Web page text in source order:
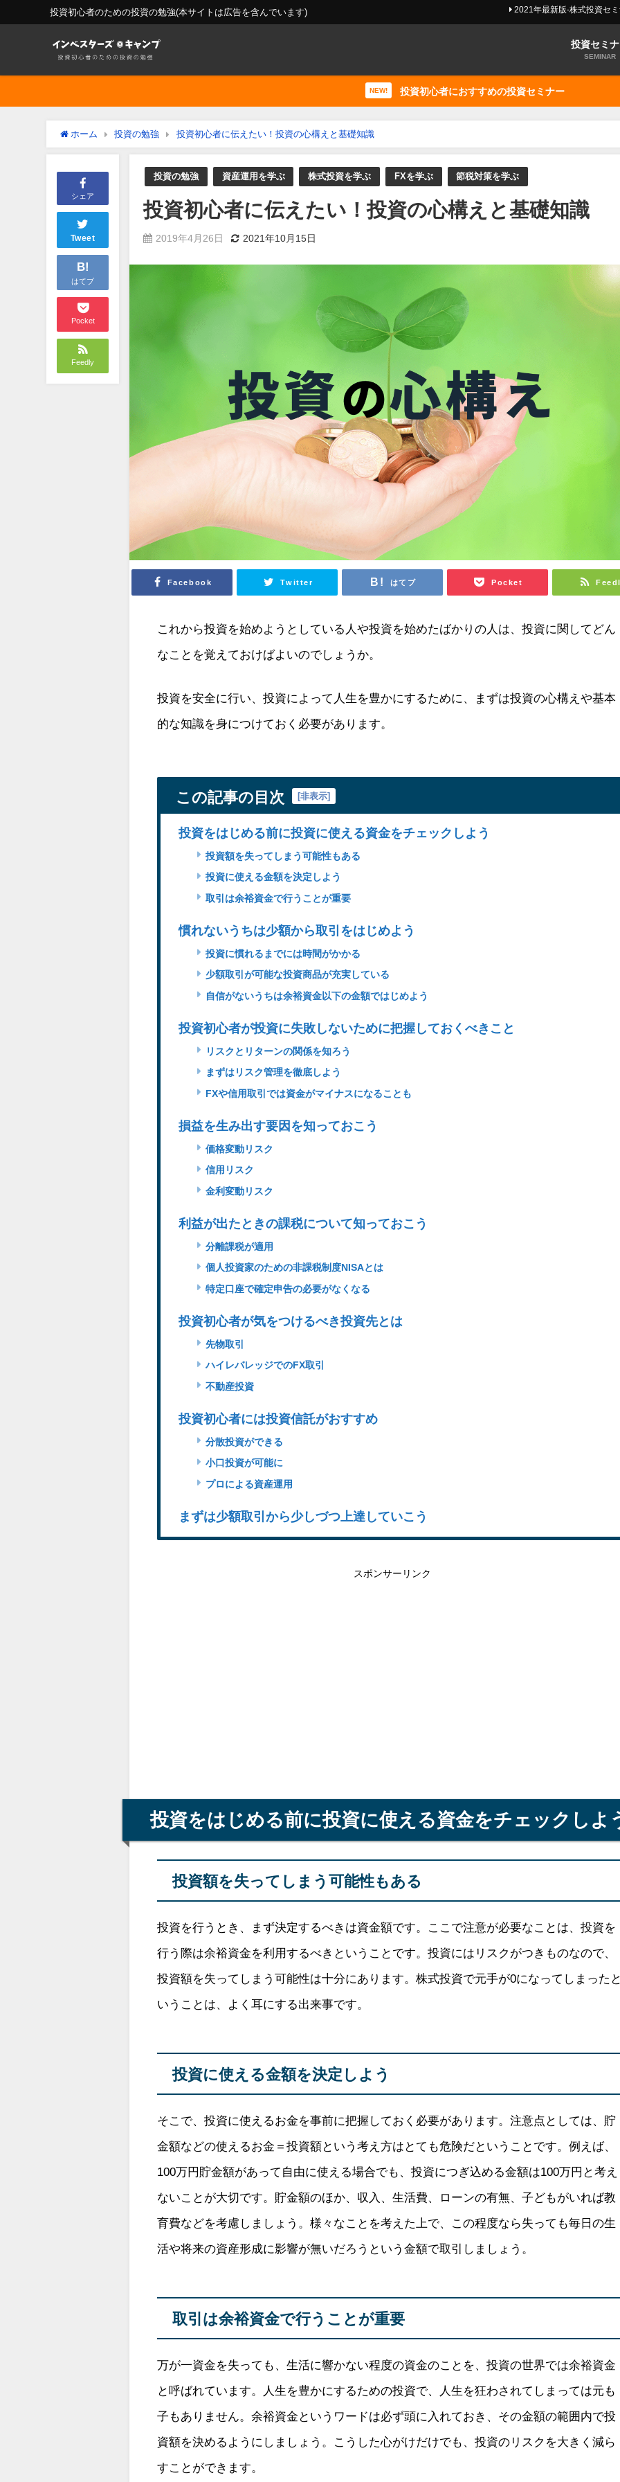
投資初心者のための投資の勉強(本サイトは広告を含んでいます) 2021年最新版-株式投資セ
投資セミ
SEMINAR
NEW! 投資初心者におすすめの投資セミナー
ホーム 投資の勉強 投資初心者に伝えたい！投資の心構えと基礎知識
シェア
Tweet
B!
はてブ
Pocket
Feedly
投資の勉強 資産運用を学ぶ 株式投資を学ぶ FXを学ぶ 節税対策を学ぶ
投資初心者に伝えたい！投資の心構えと基礎知識
2019年4月26日 2021年10月15日
Facebook Twitter はてブ Pocket
これから投資を始めようとしている人や投資を始めたばかりの人は、投資に関してどん
なことを覚えておけばよいのでしょうか。
投資を安全に行い、投資によって人生を豊かにするために、まずは投資の心構えや基本
的な知識を身につけておく必要があります。
この記事の目次 [非表示]
投資をはじめる前に投資に使える資金をチェックしよう
投資額を失ってしまう可能性もある
投資に使える金額を決定しよう
取引は余裕資金で行うことが重要
慣れないうちは少額から取引をはじめよう
投資に慣れるまでには時間がかかる
少額取引が可能な投資商品が充実している
自信がないうちは余裕資金以下の金額ではじめよう
投資初心者が投資に失敗しないために把握しておくべきこと
リスクとリターンの関係を知ろう
まずはリスク管理を徹底しよう
FXや信用取引では資金がマイナスになることも
損益を生み出す要因を知っておこう
価格変動リスク
信用リスク
金利変動リスク
利益が出たときの課税について知っておこう
分離課税が適用
個人投資家のための非課税制度NISAとは
特定口座で確定申告の必要がなくなる
投資初心者が気をつけるべき投資先とは
先物取引
ハイレバレッジでのFX取引
不動産投資
投資初心者には投資信託がおすすめ
分散投資ができる
小口投資が可能に
プロによる資産運用
まずは少額取引から少しづつ上達していこう
スポンサーリンク
投資をはじめる前に投資に使える資金をチェックしよ
投資額を失ってしまう可能性もある
投資を行うとき、まず決定するべきは資金額です。ここで注意が必要なことは、投資を
行う際は余裕資金を利用するべきということです。投資にはリスクがつきものなので、
投資額を失ってしまう可能性は十分にあります。株式投資で元手が0になってしまった
いうことは、よく耳にする出来事です。
投資に使える金額を決定しよう
そこで、投資に使えるお金を事前に把握しておく必要があります。注意点としては、貯
金額などの使えるお金＝投資額という考え方はとても危険だということです。例えば、
100万円貯金額があって自由に使える場合でも、投資につぎ込める金額は100万円と考え
ないことが大切です。貯金額のほか、収入、生活費、ローンの有無、子どもがいれば教
育費などを考慮しましょう。様々なことを考えた上で、この程度なら失っても毎日の生
活や将来の資産形成に影響が無いだろうという金額で取引しましょう。
取引は余裕資金で行うことが重要
万が一資金を失っても、生活に響かない程度の資金のことを、投資の世界では余裕資金
と呼ばれています。人生を豊かにするための投資で、人生を狂わされてしまっては元も
子もありません。余裕資金というワードは必ず頭に入れておき、その金額の範囲内で投
資額を決めるようにしましょう。こうした心がけだけでも、投資のリスクを大きく減ら
すことができます。